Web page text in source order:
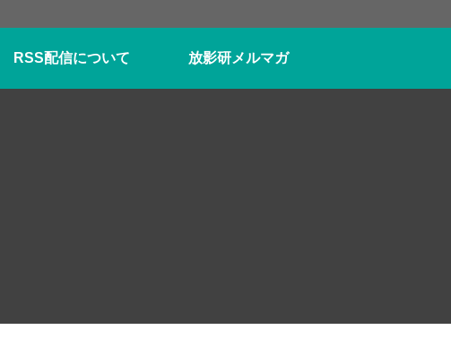
RSS配信について 放影研メルマガ